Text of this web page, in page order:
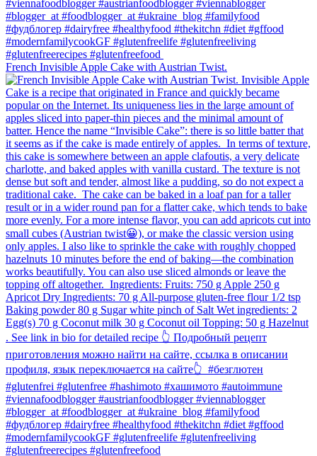
French Invisible Apple Cake with Austrian Twist.⁠